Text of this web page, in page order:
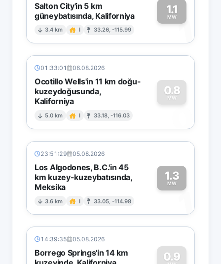
Salton City'in 5 km
güneybatısında, Kaliforniya
3.4 km I 33.26, -115.99
1.1
MW1
01:33:01 06.08.2026
Ocotillo Wells'in 11 km doğu-
kuzeydoğusunda,
Kaliforniya
5.0 km I 33.18, -116.03
0.8
MW
0
23:51:29 05.08.2026
Los Algodones, B.C.'in 45
km kuzey-kuzeybatısında,
Meksika
3.6 km I 33.05, -114.98
1.3
MW
1
14:39:35 05.08.2026
Borrego Springs'in 14 km
0.9